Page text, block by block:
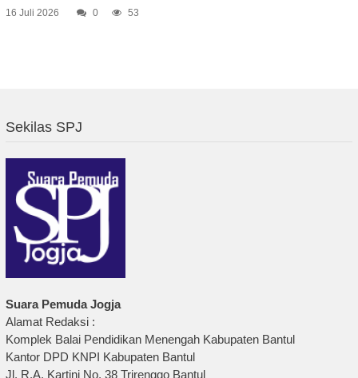
16 Juli 2026 0 53
Sekilas SPJ
Suara Pemuda Jogja
Alamat Redaksi :
Komplek Balai Pendidikan Menengah Kabupaten Bantul
Kantor DPD KNPI Kabupaten Bantul
Jl. R.A. Kartini No. 38 Trirenggo Bantul